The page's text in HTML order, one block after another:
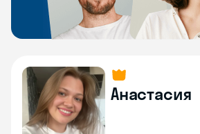
Анастасия